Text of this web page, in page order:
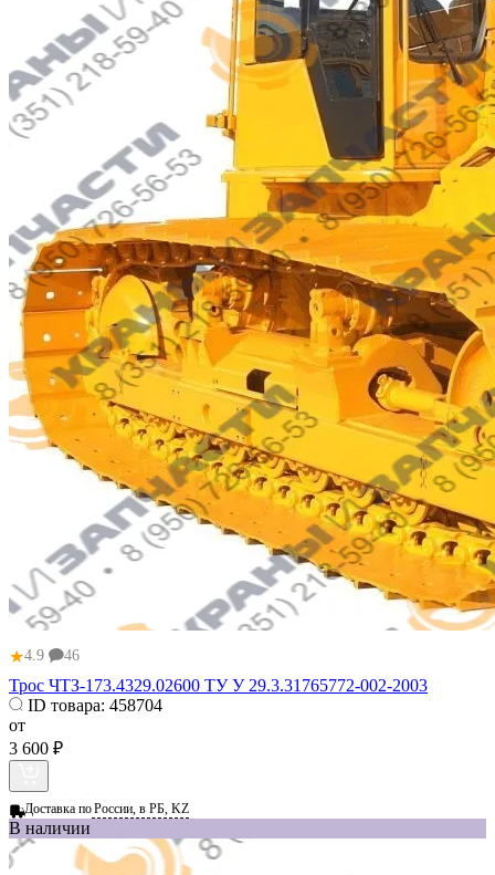
★4.9 46
Трос ЧТЗ-173.4329.02600 ТУ У 29.3.31765772-002-2003
ID товара: 458704
от
3 600 ₽
Доставка поРоссии, в РБ, KZ
В наличии